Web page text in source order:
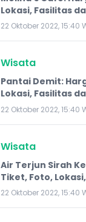
Lokasi, Fasilitas
22 Oktober 2022, 15:40
Wisata
Pantai Demit:
Lokasi, Fasilitas
22 Oktober 2022, 15:40
Wisata
Air Terjun Sirah
Tiket, Foto,
22 Oktober 2022, 15:40